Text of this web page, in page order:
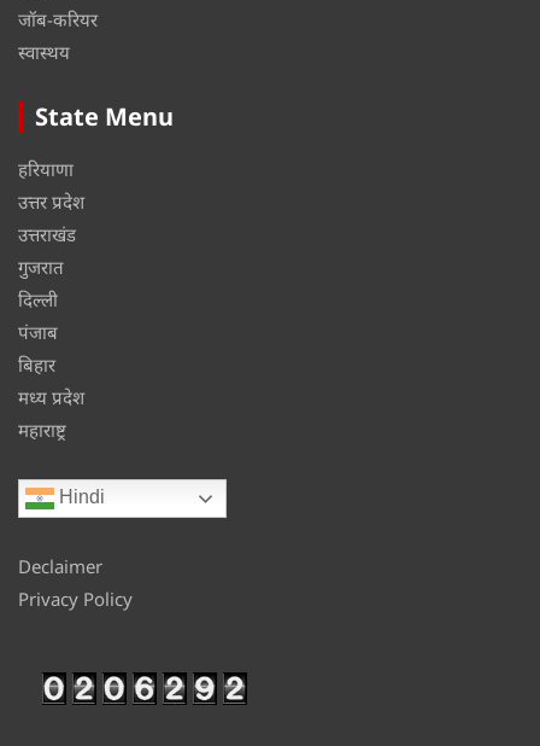
जॉब-करियर
स्वास्थय
State Menu
हरियाणा
उत्तर प्रदेश
उत्तराखंड
गुजरात
दिल्ली
पंजाब
बिहार
मध्य प्रदेश
महाराष्ट्र
Hindi
Declaimer
Privacy Policy